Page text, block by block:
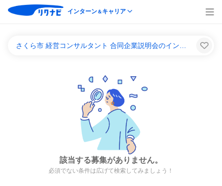
インターン＆キャリア
該当する募集がありません。
必須でない条件は広げて検索してみましょう！